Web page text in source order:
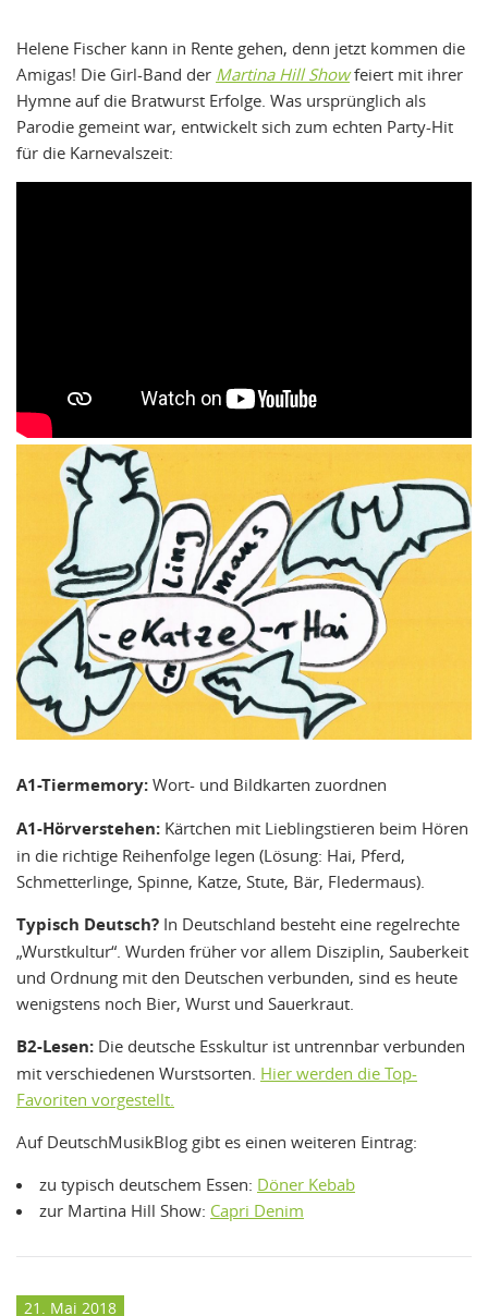
Helene Fischer kann in Rente gehen, denn jetzt kommen die
Amigas! Die Girl-Band der Martina Hill Showfeiert mit ihrer
Hymne auf die Bratwurst Erfolge. Was ursprünglich als
Parodie gemeint war, entwickelt sich zum echten Party-Hit
für die Karnevalszeit:
A1-Tiermemory: Wort- und Bildkarten zuordnen
A1-Hörverstehen: Kärtchen mit Lieblingstieren beim Hören
in die richtige Reihenfolge legen (Lösung: Hai, Pferd,
Schmetterlinge, Spinne, Katze, Stute, Bär, Fledermaus).
Typisch Deutsch? In Deutschland besteht eine regelrechte
„Wurstkultur“. Wurden früher vor allem Disziplin, Sauberkeit
und Ordnung mit den Deutschen verbunden, sind es heute
wenigstens noch Bier, Wurst und Sauerkraut.
B2-Lesen: Die deutsche Esskultur ist untrennbar verbunden
mit verschiedenen Wurstsorten. Hier werden die Top-
Favoriten vorgestellt.
Auf DeutschMusikBlog gibt es einen weiteren Eintrag:
zu typisch deutschem Essen: Döner Kebab
zur Martina Hill Show: Capri Denim
21. Mai 2018